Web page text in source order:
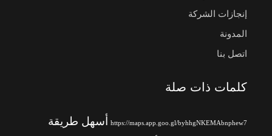
إنجازات الشركة
المدونة
اتصل بنا
كلمات ذات صلة
https://maps.app.goo.gl/byhhgNKEMAbnphew7
أسهل طريقة